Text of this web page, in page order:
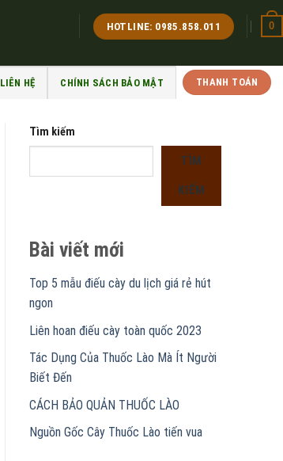
HOTLINE: 0985.858.011 0
LIÊN HỆ CHÍNH SÁCH BẢO MẬT THANH TOÁN
Tìm kiếm
TÌM
KIẾM
Bài viết mới
Top 5 mẫu điếu cày du lịch giá rẻ hút
ngon
Liên hoan điếu cày toàn quốc 2023
Tác Dụng Của Thuốc Lào Mà Ít Người
Biết Đến
CÁCH BẢO QUẢN THUỐC LÀO
Nguồn Gốc Cây Thuốc Lào tiến vua